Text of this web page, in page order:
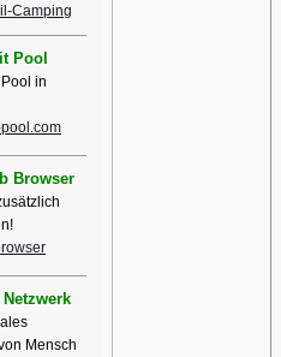
Camping
Pool
in
Browser
Mensch